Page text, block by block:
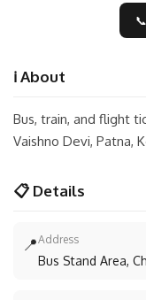
ℹ️ About
Bus, train, and flight
Vaishno Devi, Patna,
📋 Details
📍Address
Bus Stand Area,